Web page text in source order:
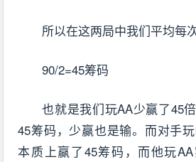
所以在这两局中我们平均每
90/2=45筹码
也就是我们玩AA少赢了45
45筹码，少赢也是输。而对手玩
本质上赢了45筹码，而他玩